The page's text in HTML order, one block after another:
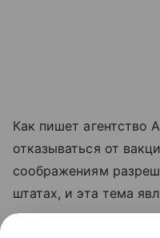
Как пишет агентство
отказываться от
соображениям
штатах, и эта тема
споров в стране.